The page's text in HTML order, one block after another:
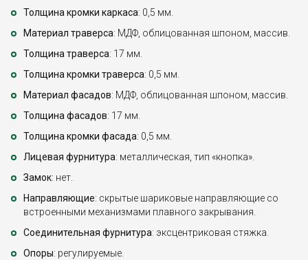
Толщина кромки каркаса: 0,5 мм.
Материал траверса: МДФ, облицованная шпоном, массив.
Толщина траверса: 17 мм.
Толщина кромки траверса: 0,5 мм.
Материал фасадов: МДФ, облицованная шпоном, массив.
Толщина фасадов: 17 мм.
Толщина кромки фасада: 0,5 мм.
Лицевая фурнитура: металлическая, тип «кнопка».
Замок: нет.
Направляющие: скрытые шариковые направляющие со
встроенными механизмами плавного закрывания.
Соединительная фурнитура: эксцентриковая стяжка.
Опоры: регулируемые.